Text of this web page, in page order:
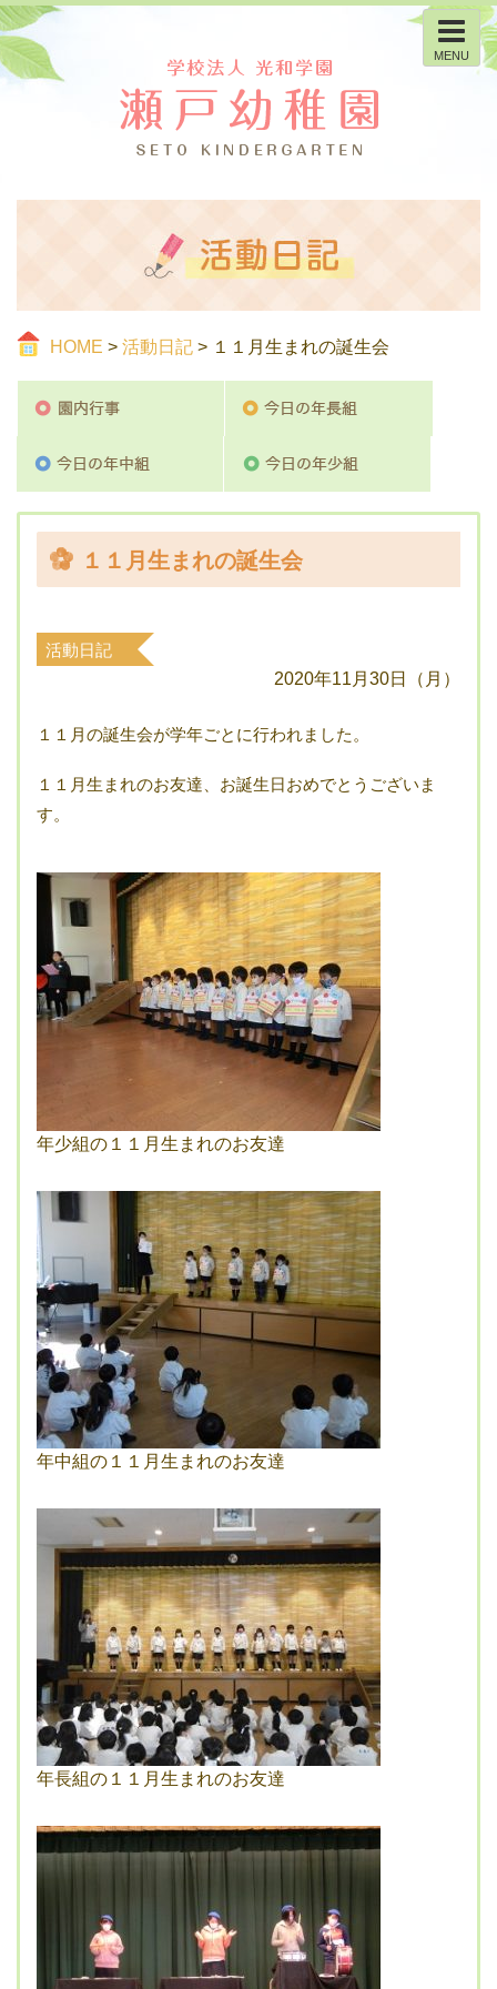
MENU
HOME > 活動日記 > １１月生まれの誕生会
１１月生まれの誕生会
活動日記
2020年11月30日（月）
１１月の誕生会が学年ごとに行われました。
１１月生まれのお友達、お誕生日おめでとうございま
す。
年少組の１１月生まれのお友達
年中組の１１月生まれのお友達
年長組の１１月生まれのお友達